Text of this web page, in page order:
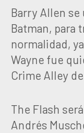
Barry Allen se
Batman, para
normalidad,
Wayne fue
Crime Alley
The Flash
Andrés